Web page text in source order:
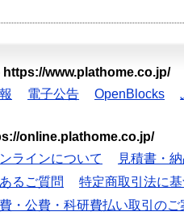
https://www.plathome.co.jp/
電子公告 OpenBlocks
online.plathome.co.jp/
ラインについて
見積書・
るご質問
特定商取引法に
・公費・科研費払い取引のご